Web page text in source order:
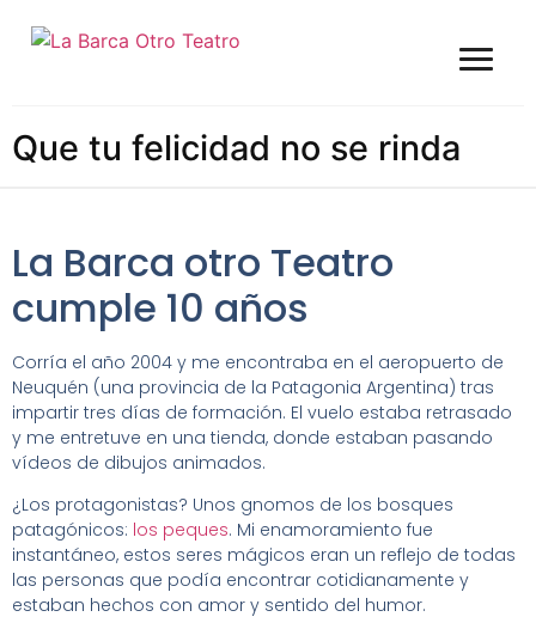
Que tu felicidad no se rinda
La Barca otro Teatro
cumple 10 años
Corría el año 2004 y me encontraba en el aeropuerto de
Neuquén (una provincia de la Patagonia Argentina) tras
impartir tres días de formación. El vuelo estaba retrasado
y me entretuve en una tienda, donde estaban pasando
vídeos de dibujos animados.
¿Los protagonistas? Unos gnomos de los bosques
patagónicos: los peques. Mi enamoramiento fue
instantáneo, estos seres mágicos eran un reflejo de todas
las personas que podía encontrar cotidianamente y
estaban hechos con amor y sentido del humor.